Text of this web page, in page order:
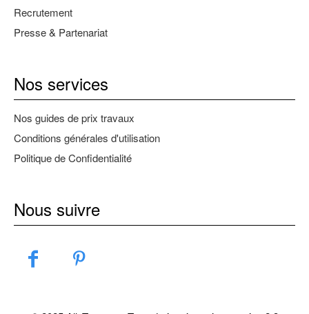
Recrutement
Presse & Partenariat
Nos services
Nos guides de prix travaux
Conditions générales d'utilisation
Politique de Confidentialité
Nous suivre